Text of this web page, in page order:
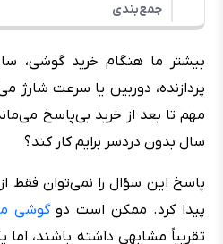
جمع‌بندی
بیشتر ما هنگام خرید گوشی،
پردازنده، دوربین یا سرعت شارژ
مهم تا بعد از خرید بی‌پاسخ
سال بدون دردسر برایم کار کند؟
پاسخ این سؤال را نمی‌توان
پیدا کرد. ممکن است دوگوشی
تقریباً مشابهی داشته باشند،